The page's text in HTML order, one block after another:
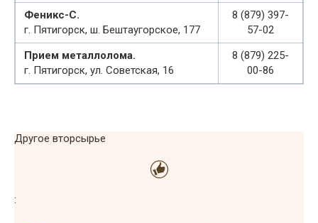
Феникс-С.
г. Пятигорск, ш. Бештаугорское, 177
8 (879) 397-
57-02
Прием металлолома.
г. Пятигорск, ул. Советская, 16
8 (879) 225-
00-86
Другое вторсырье
: